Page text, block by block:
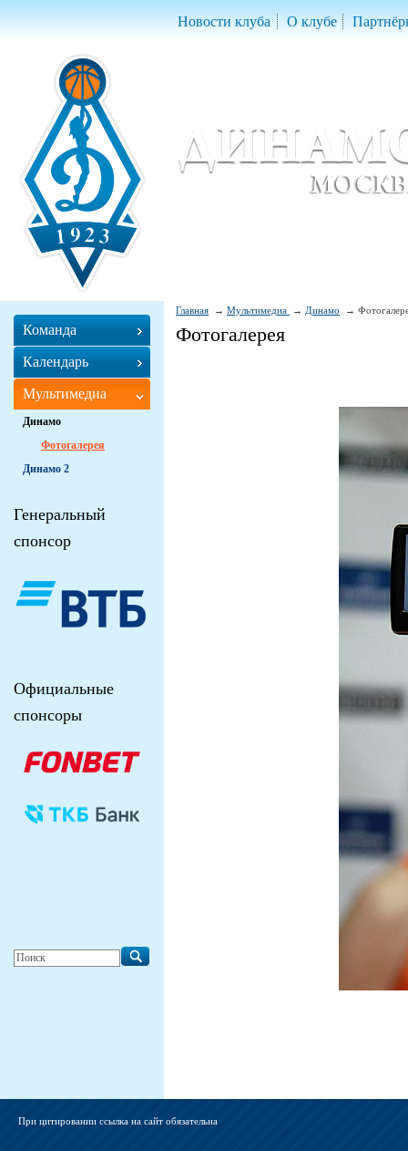
Новости клуба О клубе
Главная Мультимедиа Динамо
Фотогалерея
Команда
Календарь
Мультимедиа
Динамо
Фотогалерея
Динамо 2
Генеральный
спонсор
Официальные
спонсоры
При цитировании ссылка на сайт обязательна